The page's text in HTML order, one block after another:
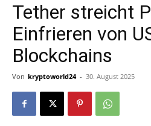
Tether streicht
Einfrieren von
Blockchains
Von kryptoworld24 - 30. August 2025